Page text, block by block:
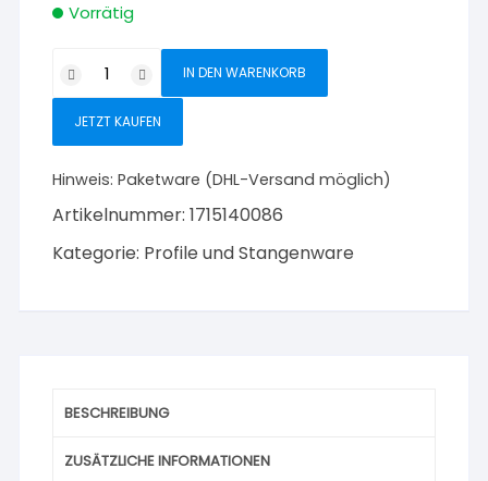
Vorrätig
Doppel-
weiß
6
×
IN DEN WARENKORB
JETZT KAUFEN
Hinweis:Paketware (DHL-Versand möglich)
Artikelnummer:1715140086
Kategorie: Profile und Stangenware
BESCHREIBUNG
ZUSÄTZLICHE INFORMATIONEN